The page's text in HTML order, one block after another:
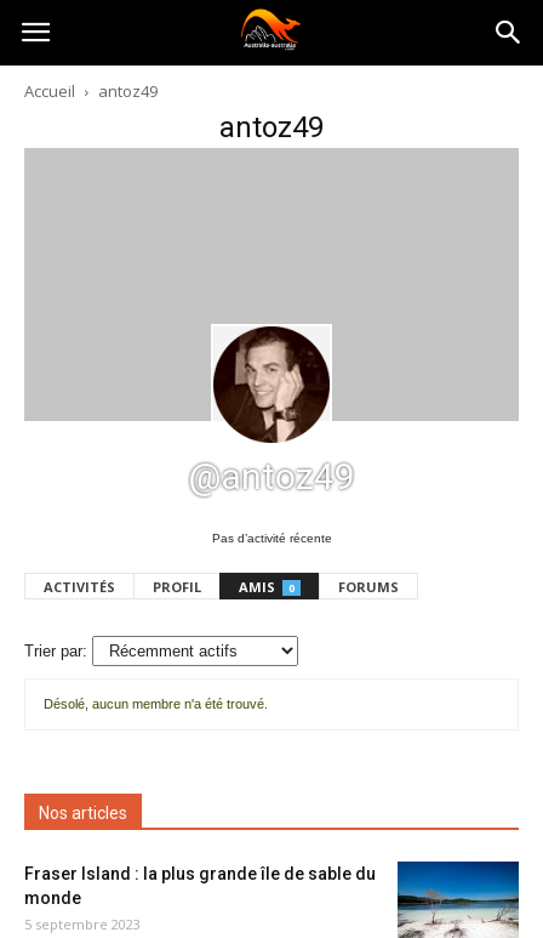
Australia-
australie.com
Accueil antoz49
antoz49
@antoz49
Pas d’activité récente
ACTIVITÉS PROFIL AMIS 0 FORUMS
Trier par:
amis
Désolé, aucun membre n'a été trouvé.
Nos articles
Fraser Island : la plus grande île de sable du
monde
5 septembre 2023